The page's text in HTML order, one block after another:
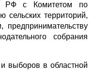
РФ с Комитетом по
сельских территорий,
предпринимательству
собрания
в областной